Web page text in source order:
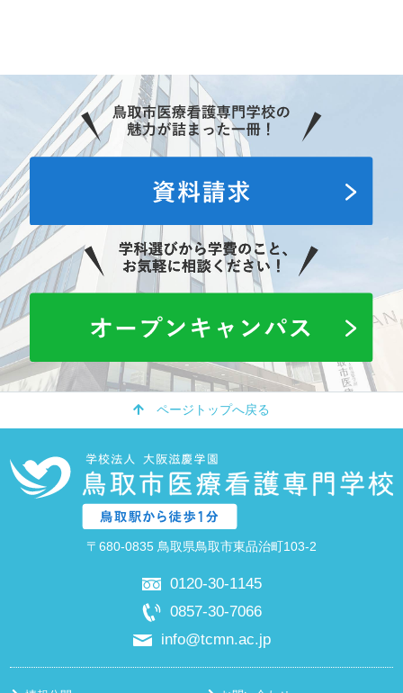
ページトップへ戻る
〒680-0835 鳥取県鳥取市東品治町103-2
0120-30-1145
0857-30-7066
info@tcmn.ac.jp